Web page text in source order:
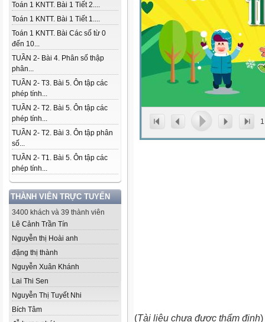
Toán 1 KNTT. Bài 1 Tiết 2....
Toán 1 KNTT. Bài 1 Tiết 1....
Toán 1 KNTT. Bài Các số từ 0
đến 10...
TUẦN 2- Bài 4. Phân số thập
phân...
TUẦN 2- T3. Bài 5. Ôn tập các
phép tính...
TUẦN 2- T2. Bài 5. Ôn tập các
phép tính...
TUẦN 2- T2. Bài 3. Ôn tập phân
số...
TUẦN 2- T1. Bài 5. Ôn tập các
phép tính...
THÀNH VIÊN TRỰC TUYẾN
3400 khách và 39 thành viên
Lê Cảnh Trần Tín
Nguyễn thị Hoài anh
đặng thị thành
Nguyễn Xuân Khánh
Lai Thi Sen
Nguyễn Thị Tuyết Nhi
Bích Tâm
1
(Tài liệu chưa được thẩm định)